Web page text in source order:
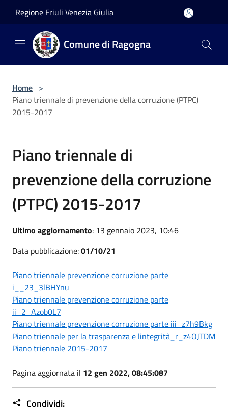
Regione Friuli Venezia Giulia
Comune di Ragogna
Home >
Piano triennale di prevenzione della corruzione (PTPC)
2015-2017
Piano triennale di
prevenzione della corruzione
(PTPC) 2015-2017
Ultimo aggiornamento: 13 gennaio 2023, 10:46
Data pubblicazione:01/10/21
Piano triennale prevenzione corruzione parte
i__23_3lBHYnu
Piano triennale prevenzione corruzione parte
ii_2_Azob0L7
Piano triennale prevenzione corruzione parte iii_z7h9Bkg
Piano triennale per la trasparenza e lintegrità_r_z4OJTDM
Piano triennale 2015-2017
Pagina aggiornata il 12 gen 2022, 08:45:087
Condividi: